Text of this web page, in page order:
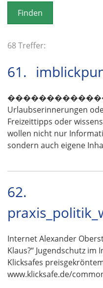
o
n
68 Treffer:
61.
Urlaubserinnerungen
Freizeittipps oder
wollen nicht nur
sondern auch eigene
62.
Internet Alexander
Klaus?“ Jugendschutz im
Klicksafes
www.klicksafe.de/